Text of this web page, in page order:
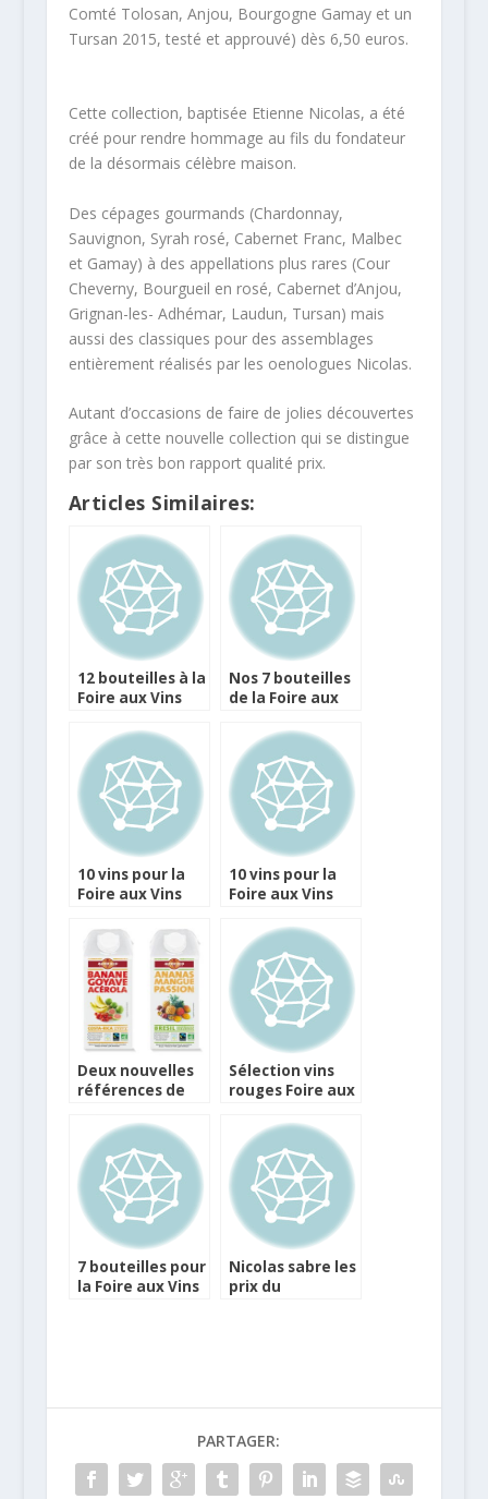
Comté Tolosan, Anjou, Bourgogne Gamay et un
Tursan 2015, testé et approuvé) dès 6,50 euros.
Cette collection, baptisée Etienne Nicolas, a été
créé pour rendre hommage au fils du fondateur
de la désormais célèbre maison.
Des cépages gourmands (Chardonnay,
Sauvignon, Syrah rosé, Cabernet Franc, Malbec
et Gamay) à des appellations plus rares (Cour
Cheverny, Bourgueil en rosé, Cabernet d’Anjou,
Grignan-les- Adhémar, Laudun, Tursan) mais
aussi des classiques pour des assemblages
entièrement réalisés par les oenologues Nicolas.
Autant d’occasions de faire de jolies découvertes
grâce à cette nouvelle collection qui se distingue
par son très bon rapport qualité prix.
Articles Similaires:
12 bouteilles à la
Foire aux Vins
Nos 7 bouteilles
de la Foire aux
10 vins pour la
Foire aux Vins
10 vins pour la
Foire aux Vins
Deux nouvelles
références de
Alter Eco
Sélection vins
rouges Foire aux
7 bouteilles pour
la Foire aux Vins
Nicolas sabre les
prix du
PARTAGER: